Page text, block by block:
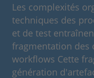
Les complexités
techniques des
et de test
fragmentation des
workflows Cette
génération